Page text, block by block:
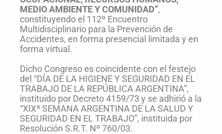
MEDIO AMBIENTE Y COMUNIDAD”,
constituyendo el 112º Encuentro
Multidisciplinario para la Prevención de
Accidentes, en forma presencial limitada y en
forma virtual.
Dicho Congreso es coincidente con el festejo
del “DÍA DE LA HIGIENE Y SEGURIDAD EN EL
TRABAJO DE LA REPÚBLICA ARGENTINA”,
instituido por Decreto 4159/73 y se adhirió a la
“XIXª SEMANA ARGENTINA DE LA SALUD Y
SEGURIDAD EN EL TRABAJO”, instituida por
Resolución S.R.T. Nº 760/03.